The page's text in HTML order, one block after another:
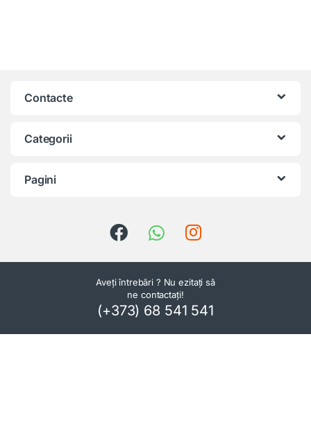
Contacte
Categorii
Pagini
Aveți întrebări ? Nu ezitați să
ne contactați!
(+373) 68 541 541